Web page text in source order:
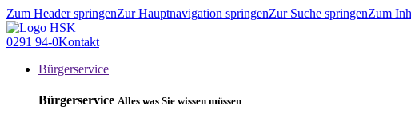
Zum Header springenZur Hauptnavigation springenZur Suche springenZum
0291 94-0Kontakt
Bürgerservice
Bürgerservice Alles was Sie wissen müssen